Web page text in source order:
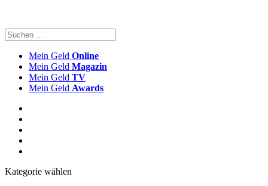
Mein Geld Online
Mein Geld Magazin
Mein Geld TV
Mein Geld Awards
Kategorie wählen